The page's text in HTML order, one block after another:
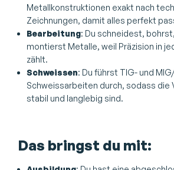
Metallkonstruktionen exakt nach
Zeichnungen, damit alles perfekt
Bearbeitung: Du schneidest,
montierst Metalle, weil Präzision in
zählt.
Schweissen: Du führst TIG- und
Schweissarbeiten durch, sodass die
stabil und langlebig sind.
Das bringst du mit: